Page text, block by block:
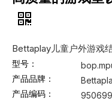
Bettaplay儿童户外游戏
型号：
产品品牌：
产品编码：